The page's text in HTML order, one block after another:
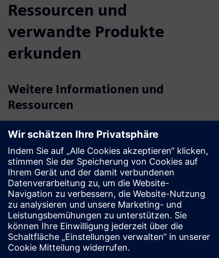
Ressourcen und
verwandte Produkte
erkunden
Weitere Informationen und
Ressourcen
Viboo Flyer [DE]
Voraussetzungen
Radiatorenheizung im Gebäude
Siemens Connect Box installiert (kann von Viboo
bereitgestellt werden)
Lorawan-Heizkörperthermostate und Raumsensoren
(können von Viboo bereitgestellt werden)